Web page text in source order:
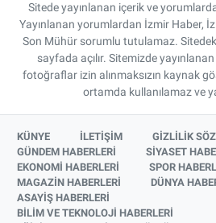
Sitede yayınlanan içerik ve
Yayınlanan yorumlardan İzmir Haber,
Son Mühür sorumlu tutulamaz.
sayfada açılır. Sitemizde
fotoğraflar izin alınmaksızın kaynak
ortamda kullanılamaz ve
KÜNYE İLETİŞİM
GİZLİLİK
GÜNDEM HABERLERİ
SİYASET
EKONOMİ HABERLERİ
SPOR
MAGAZİN HABERLERİ
DÜNYA
ASAYİŞ HABERLERİ
BİLİM VE TEKNOLOJİ HABERLERİ